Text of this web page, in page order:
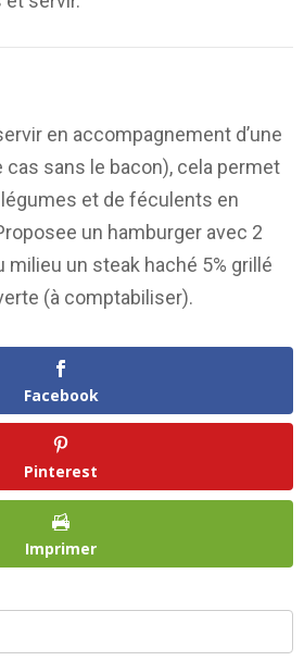
en accompagnement d’une
cas sans le bacon), cela permet
et de féculents en
un hamburger avec 2
milieu un steak haché 5% grillé
(à comptabiliser).
Facebook
Pinterest
Imprimer